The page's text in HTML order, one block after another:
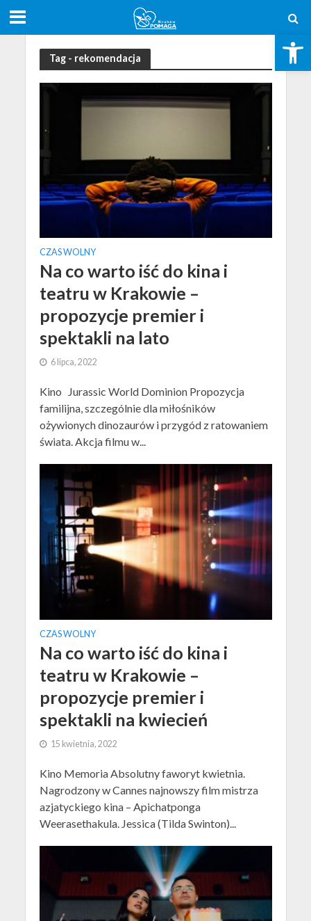
Open toolbar
Tag - rekomendacja
CZAS WOLNY
Na co warto iść do kina i
teatru w Krakowie –
propozycje premier i
spektakli na lato
6 lipca, 2022
Kino Jurassic World Dominion Propozycja
familijna, szczególnie dla miłośników
ożywionych dinozaurów i przygód z ratowaniem
świata. Akcja filmu w...
CZAS WOLNY
Na co warto iść do kina i
teatru w Krakowie –
propozycje premier i
spektakli na kwiecień
15 kwietnia, 2022
Kino Memoria Absolutny faworyt kwietnia.
Nagrodzony w Cannes najnowszy film mistrza
azjatyckiego kina – Apichatponga
Weerasethakula. Jessica (Tilda Swinton)...